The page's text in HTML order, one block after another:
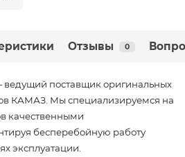
Отзывы 0
поставщик оригинальных
КАМАЗ. Мы специализируемся на
качественными
бесперебойную работу
эксплуатации.